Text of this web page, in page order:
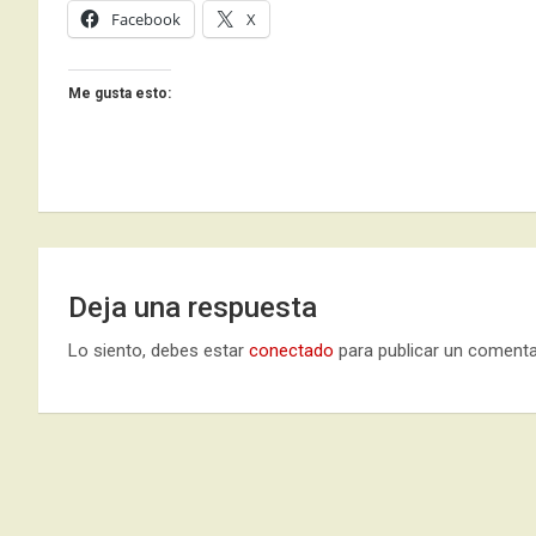
Facebook X
Me gusta esto:
Deja una respuesta
Lo siento, debes estar conectado para publicar un